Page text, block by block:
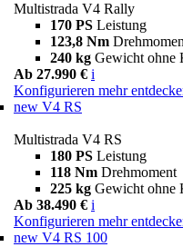
Multistrada V4 Rally
170 PS Leistung
123,8 Nm
240 kg Gewicht ohne
Ab 27.990 € i
Konfigurieren mehr
new V4 RS
Multistrada V4 RS
180 PS Leistung
118 Nm Drehmoment
225 kg Gewicht ohne
Ab 38.490 € i
Konfigurieren mehr
new V4 RS 100